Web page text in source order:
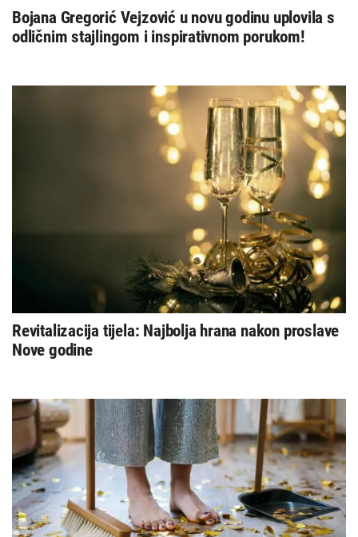
Bojana Gregorić Vejzović u novu godinu uplovila s
odličnim stajlingom i inspirativnom porukom!
Revitalizacija tijela: Najbolja hrana nakon proslave
Nove godine